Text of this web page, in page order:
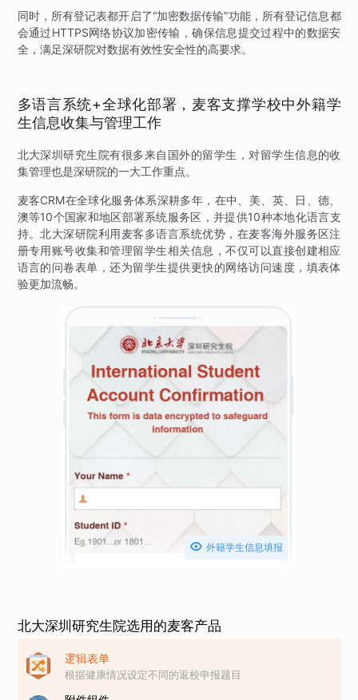
同时，所有登记表都开启了“加密数据传输”功能，所有登记信息都
会通过HTTPS网络协议加密传输，确保信息提交过程中的数据安
全，满足深研院对数据有效性安全性的高要求。
多语言系统+全球化部署，麦客支撑学校中外籍学
生信息收集与管理工作
北大深圳研究生院有很多来自国外的留学生，对留学生信息的收
集管理也是深研院的一大工作重点。
麦客CRM在全球化服务体系深耕多年，在中、美、英、日、德、
澳等10个国家和地区部署系统服务区，并提供10种本地化语言支
持。北大深研院利用麦客多语言系统优势，在麦客海外服务区注
册专用账号收集和管理留学生相关信息，不仅可以直接创建相应
语言的问卷表单，还为留学生提供更快的网络访问速度，填表体
验更加流畅。
 外籍学生信息填报
北大深圳研究生院选用的麦客产品
逻辑表单
根据健康情况设定不同的返校申报题目